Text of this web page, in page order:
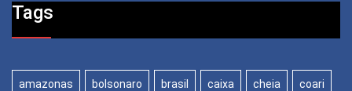
Tags
amazonas bolsonaro brasil caixa cheia coari